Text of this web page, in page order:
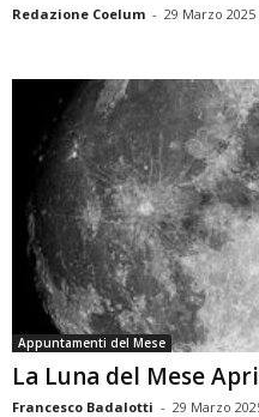
Redazione Coelum - 29 Marzo 2025
Appuntamenti del Mese
La Luna del Mese
Francesco Badalotti - 29 Marzo